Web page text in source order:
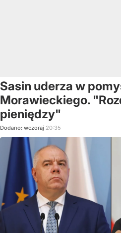
Sasin uderza w
Morawieckiego.
pieniędzy"
Dodano: wczoraj 20:35